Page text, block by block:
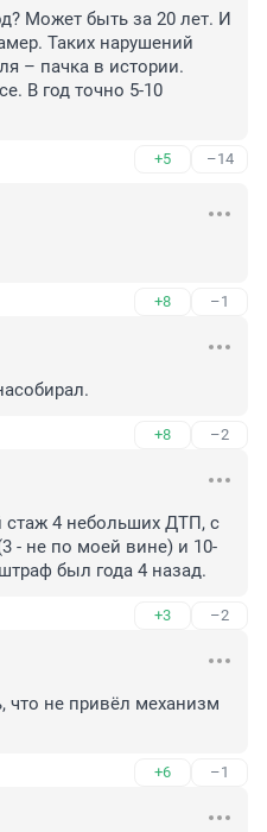
Может быть за 20 лет. И
Таких нарушений
– пачка в истории.
В год точно 5-10
+5 –14
+8 –1
+8 –2
стаж 4 небольших ДТП, с
- не по моей вине) и 10-
был года 4 назад.
+3 –2
что не привёл механизм
+6 –1